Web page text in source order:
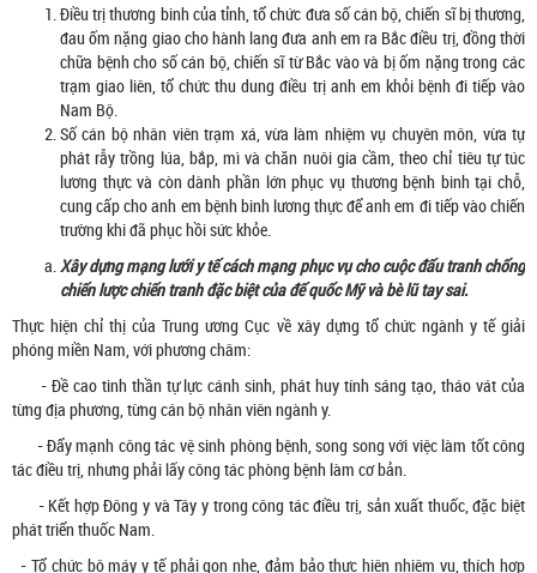
Điều trị thương binh của tỉnh, tổ chức đưa số cán bộ, chiến sĩ bị thương,
đau ốm nặng giao cho hành lang đưa anh em ra Bắc điều trị, đồng thời
chữa bệnh cho số cán bộ, chiến sĩ từ Bắc vào và bị ốm nặng trong các
trạm giao liên, tổ chức thu dung điều trị anh em khỏi bệnh đi tiếp vào
Nam Bộ.
Số cán bộ nhân viên trạm xá, vừa làm nhiệm vụ chuyên môn, vừa tự
phát rẫy trồng lúa, bắp, mì và chăn nuôi gia cầm, theo chỉ tiêu tự túc
lương thực và còn dành phần lớn phục vụ thương bệnh binh tại chỗ,
cung cấp cho anh em bệnh binh lương thực để anh em đi tiếp vào chiến
trường khi đã phục hồi sức khỏe.
Xây dựng mạng lưới y tế cách mạng phục vụ cho cuộc đấu tranh chống
chiến lược chiến tranh đặc biệt của đế quốc Mỹ và bè lũ tay sai.
Thực hiện chỉ thị của Trung ương Cục về xây dựng tổ chức ngành y tế giải
phóng miền Nam, với phương châm:
- Đề cao tinh thần tự lực cánh sinh, phát huy tính sáng tạo, tháo vát của
từng địa phương, từng cán bộ nhân viên ngành y.
- Đẩy mạnh công tác vệ sinh phòng bệnh, song song với việc làm tốt công
tác điều trị, nhưng phải lấy công tác phòng bệnh làm cơ bản.
- Kết hợp Đông y và Tây y trong công tác điều trị, sản xuất thuốc, đặc biệt
phát triển thuốc Nam.
- Tổ chức bộ máy y tế phải gọn nhẹ, đảm bảo thực hiện nhiệm vụ, thích hợp